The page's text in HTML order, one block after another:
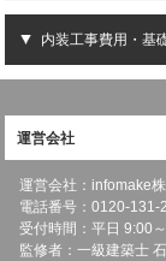
内装工事費用・基
運営会社
運営会社：infomake
電話番号：0120-131-
受付時間：平日 9:00
監修者：一級建築士